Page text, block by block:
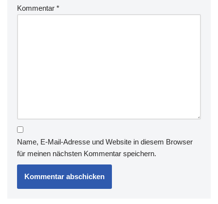
Kommentar *
Name, E-Mail-Adresse und Website in diesem Browser
für meinen nächsten Kommentar speichern.